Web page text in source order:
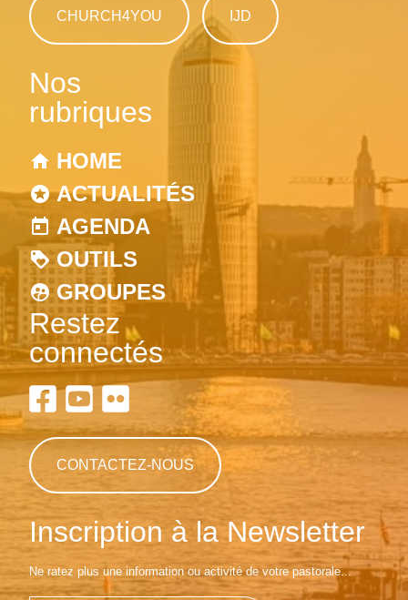
CHURCH4YOU IJD
Nos
rubriques
HOME
ACTUALITÉS
AGENDA
OUTILS
GROUPES
Restez
connectés
CONTACTEZ-NOUS
Inscription à la Newsletter
Ne ratez plus une information ou activité de votre pastorale...